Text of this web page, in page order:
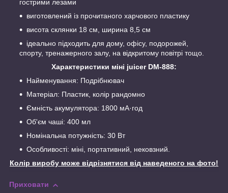
гострими лезами
виготовлений із прочитаного харчового пластику
висота склянки 18 см, ширина 8,5 см
ідеально підходить для дому, офісу, подорожей,
спорту, тренажерного залу, на відкритому повітрі тощо.
Характеристики міні juicer DM-888:
Найменування: Подрібнювач
Матеріал: Пластик, колір рандомно
Ємність акумулятора: 1800 мА·год
Об'єм чаші: 400 мл
Номінальна потужність: 30 Вт
Особливості: міні, портативний, нековзний.
Колір виробу може відрізнятися від наведеного на фото!
Приховати